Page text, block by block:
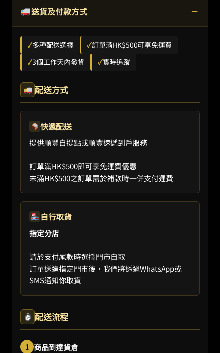
送貨及付款方式 −
✓多種配送選擇 ✓訂單滿HK$500可享免運費
✓3個工作天內發貨 ✓實時追蹤
配送方式
快遞配送
提供順豐自提點或順豐速遞到戶服務
訂單滿HK$500即可享免運費優惠
未滿HK$500之訂單需於補款時一併支付運費
自行取貨
指定分店
請於支付尾款時選擇門市自取
訂單送達指定門市後，我們將透過WhatsApp或
SMS通知你取貨
配送流程
1 商品到達貨倉